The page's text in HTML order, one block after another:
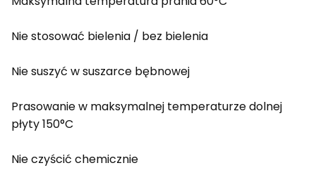
Nie stosować bielenia / bez bielenia
Nie suszyć w suszarce bębnowej
Prasowanie w maksymalnej temperaturze dolnej
płyty 150°C
Nie czyścić chemicznie